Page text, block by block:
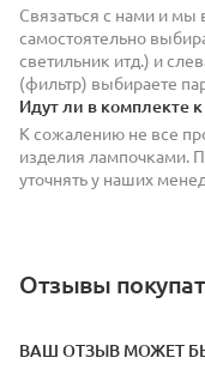
Связаться с нами и мы
самостоятельно
светильник итд.) и
(фильтр) выбираете
Идут ли в комплекте
К сожалению не все
изделия лампочками.
уточнять у наших
Отзывы
ВАШ ОТЗЫВ МОЖЕТ